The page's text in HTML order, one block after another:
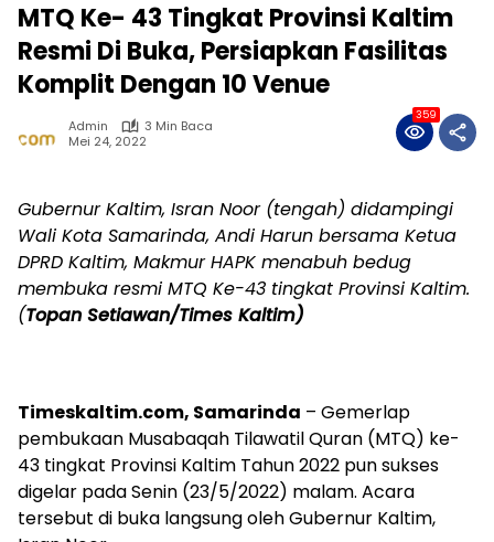
MTQ Ke- 43 Tingkat Provinsi Kaltim
Resmi Di Buka, Persiapkan Fasilitas
Komplit Dengan 10 Venue
Admin
3 Min Baca
Mei 24, 2022
359
Gubernur Kaltim, Isran Noor (tengah) didampingi
Wali Kota Samarinda, Andi Harun bersama Ketua
DPRD Kaltim, Makmur HAPK menabuh bedug
membuka resmi MTQ Ke-43 tingkat Provinsi Kaltim.
(Topan Setiawan/Times Kaltim)
Timeskaltim.com, Samarinda – Gemerlap
pembukaan Musabaqah Tilawatil Quran (MTQ) ke-
43 tingkat Provinsi Kaltim Tahun 2022 pun sukses
digelar pada Senin (23/5/2022) malam. Acara
tersebut di buka langsung oleh Gubernur Kaltim,